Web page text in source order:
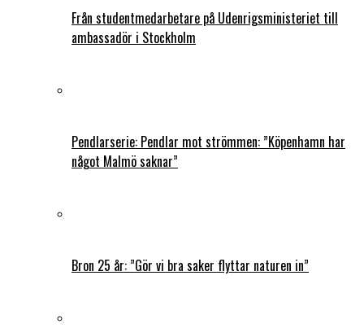
Från studentmedarbetare på Udenrigsministeriet till
ambassadör i Stockholm
Pendlarserie: Pendlar mot strömmen: ”Köpenhamn har
något Malmö saknar”
Bron 25 år: ”Gör vi bra saker flyttar naturen in”